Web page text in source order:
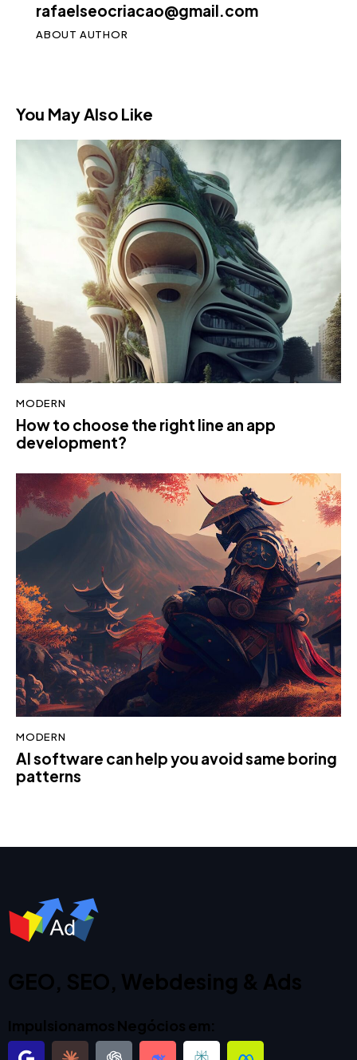
rafaelseocriacao@gmail.com
ABOUT AUTHOR
You May Also Like
MODERN
How to choose the right line an app
development?
MODERN
AI software can help you avoid same boring
patterns
GEO, SEO, Webdesing & Ads
Impulsionamos Negócios em: